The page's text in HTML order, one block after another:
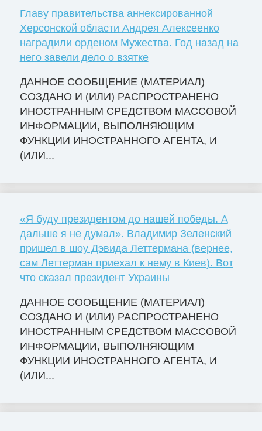
Главу правительства аннексированной
Херсонской области Андрея Алексеенко
наградили орденом Мужества. Год назад на
него завели дело о взятке
ДАННОЕ СООБЩЕНИЕ (МАТЕРИАЛ)
СОЗДАНО И (ИЛИ) РАСПРОСТРАНЕНО
ИНОСТРАННЫМ СРЕДСТВОМ МАССОВОЙ
ИНФОРМАЦИИ, ВЫПОЛНЯЮЩИМ
ФУНКЦИИ ИНОСТРАННОГО АГЕНТА, И
(ИЛИ...
«Я буду президентом до нашей победы. А
дальше я не думал». Владимир Зеленский
пришел в шоу Дэвида Леттермана (вернее,
сам Леттерман приехал к нему в Киев). Вот
что сказал президент Украины
ДАННОЕ СООБЩЕНИЕ (МАТЕРИАЛ)
СОЗДАНО И (ИЛИ) РАСПРОСТРАНЕНО
ИНОСТРАННЫМ СРЕДСТВОМ МАССОВОЙ
ИНФОРМАЦИИ, ВЫПОЛНЯЮЩИМ
ФУНКЦИИ ИНОСТРАННОГО АГЕНТА, И
(ИЛИ...